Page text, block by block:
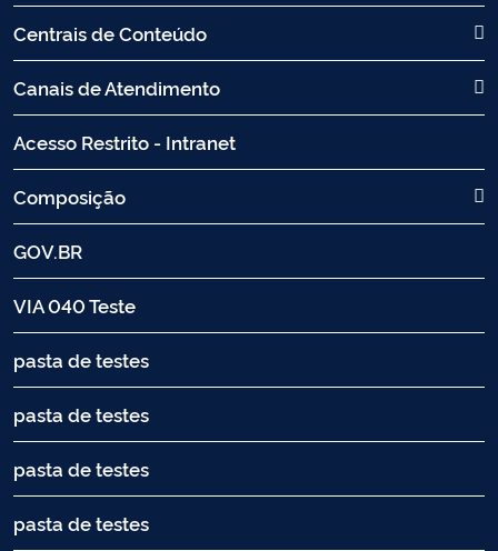
Centrais de Conteúdo
Canais de Atendimento
Acesso Restrito - Intranet
Composição
GOV.BR
VIA 040 Teste
pasta de testes
pasta de testes
pasta de testes
pasta de testes